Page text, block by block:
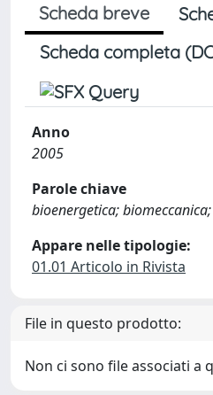
Scheda breve
Scheda completa
Anno
2005
Parole chiave
bioenergetica;
Appare nelle tipologie:
01.01 Articolo in Rivista
File in questo prodotto:
Non ci sono file associati a